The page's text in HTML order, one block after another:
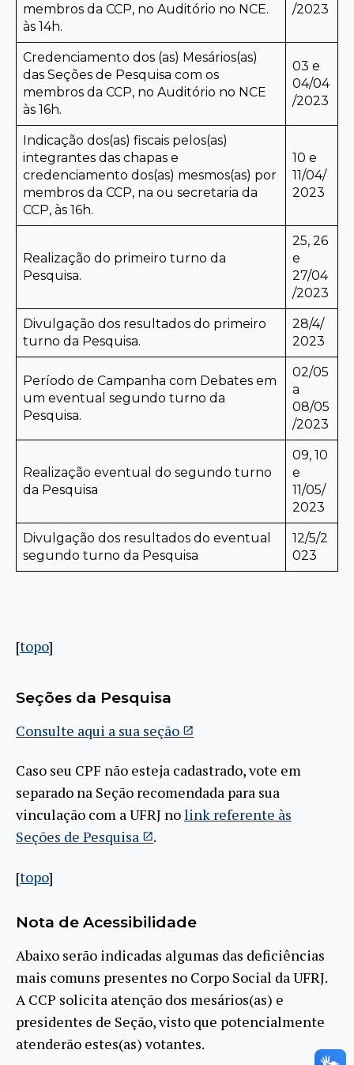
membros da CCP, no Auditório no NCE.
às 14h.
/2023
Credenciamento dos (as) Mesários(as)
das Seções de Pesquisa com os
membros da CCP, no Auditório no NCE
às 16h.
03 e
04/04
/2023
Indicação dos(as) fiscais pelos(as)
integrantes das chapas e
credenciamento dos(as) mesmos(as) por
membros da CCP, na ou secretaria da
CCP, às 16h.
10 e
11/04/
2023
Realização do primeiro turno da
Pesquisa.
25, 26
e
27/04
/2023
Divulgação dos resultados do primeiro
turno da Pesquisa.
28/4/
2023
Período de Campanha com Debates em
um eventual segundo turno da
Pesquisa.
02/05
a
08/05
/2023
Realização eventual do segundo turno
da Pesquisa
09, 10
e
11/05/
2023
Divulgação dos resultados do eventual
segundo turno da Pesquisa
12/5/2
023
[topo]
Seções da Pesquisa
Consulte aqui a sua seção
Caso seu CPF não esteja cadastrado, vote em
separado na Seção recomendada para sua
vinculação com a UFRJ nolink referente às
Seções de Pesquisa
.
[topo]
Nota de Acessibilidade
Abaixo serão indicadas algumas das deficiências
mais comuns presentes no Corpo Social da UFRJ.
A CCP solicita atenção dos mesários(as) e
presidentes de Seção, visto que potencialmente
atenderão estes(as) votantes.